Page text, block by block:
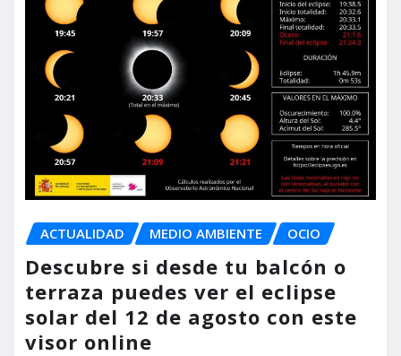
ACTUALIDAD MEDIO AMBIENTE OCIO
Descubre si desde tu balcón o
terraza puedes ver el eclipse
solar del 12 de agosto con este
visor online